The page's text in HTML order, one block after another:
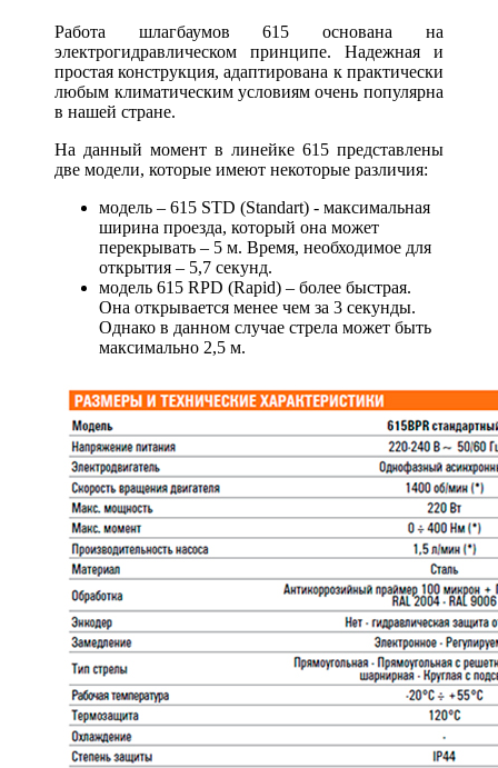
Работа шлагбаумов 615 основана на
электрогидравлическом принципе. Надежная и
простая конструкция, адаптирована к практически
любым климатическим условиям очень популярна
в нашей стране.
На данный момент в линейке 615 представлены
две модели, которые имеют некоторые различия:
модель – 615 STD (Standart) - максимальная
ширина проезда, который она может
перекрывать – 5 м. Время, необходимое для
открытия – 5,7 секунд.
модель 615 RPD (Rapid) – более быстрая.
Она открывается менее чем за 3 секунды.
Однако в данном случае стрела может быть
максимально 2,5 м.